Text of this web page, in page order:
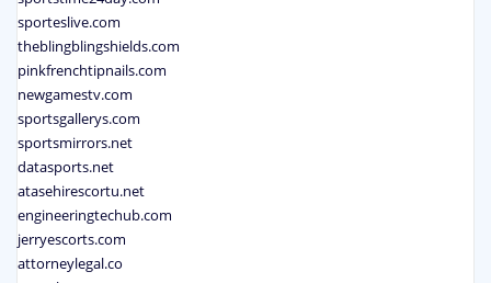
sporteslive.com
theblingblingshields.com
pinkfrenchtipnails.com
newgamestv.com
sportsgallerys.com
sportsmirrors.net
datasports.net
atasehirescortu.net
engineeringtechub.com
jerryescorts.com
attorneylegal.co